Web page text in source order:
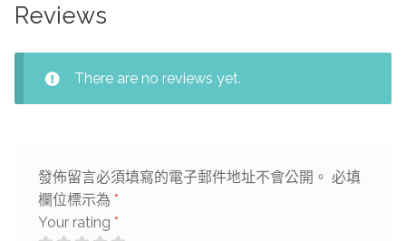
Reviews
There are no reviews yet.
發佈留言必須填寫的電子郵件地址不會公開。 必填
欄位標示為 *
Your rating *